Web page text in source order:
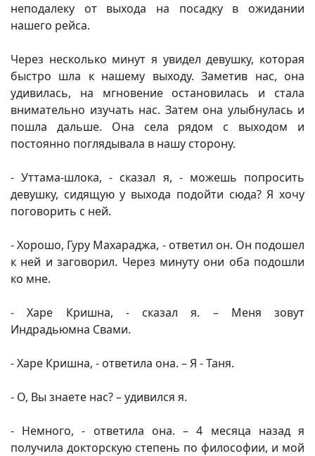
неподалеку от выхода на посадку в ожидании
нашего рейса.
Через несколько минут я увидел девушку, которая
быстро шла к нашему выходу. Заметив нас, она
удивилась, на мгновение остановилась и стала
внимательно изучать нас. Затем она улыбнулась и
пошла дальше. Она села рядом с выходом и
постоянно поглядывала в нашу сторону.
- Уттама-шлока, - сказал я, - можешь попросить
девушку, сидящую у выхода подойти сюда? Я хочу
поговорить с ней.
- Хорошо, Гуру Махараджа, - ответил он. Он подошел
к ней и заговорил. Через минуту они оба подошли
ко мне.
- Харе Кришна, - сказал я. – Меня зовут
Индрадьюмна Свами.
- Харе Кришна, - ответила она. – Я - Таня.
- О, Вы знаете нас? – удивился я.
- Немного, - ответила она. – 4 месяца назад я
получила докторскую степень по философии, и мой